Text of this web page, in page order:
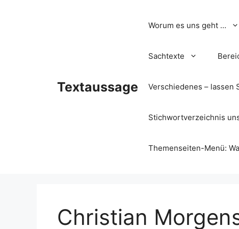
Textaussage
Worum es uns geht …
Sachtexte
Verschiedenes – lassen
Stichwortverzeichnis
Themenseiten-Menü:
Christian